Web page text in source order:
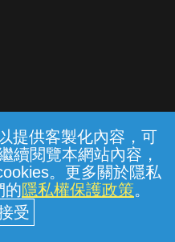
提供客製化內容，可
續閱覽本網站內容，
。更多關於隱私
的隱私權保護政策。
服務條款 隱私權保護
個人家庭分公司
© 2026